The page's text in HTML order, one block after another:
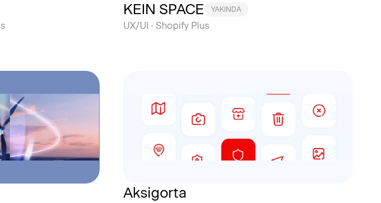
KEIN SPACE YAKINDA
UX/UI · Shopify Plus
Aksigorta